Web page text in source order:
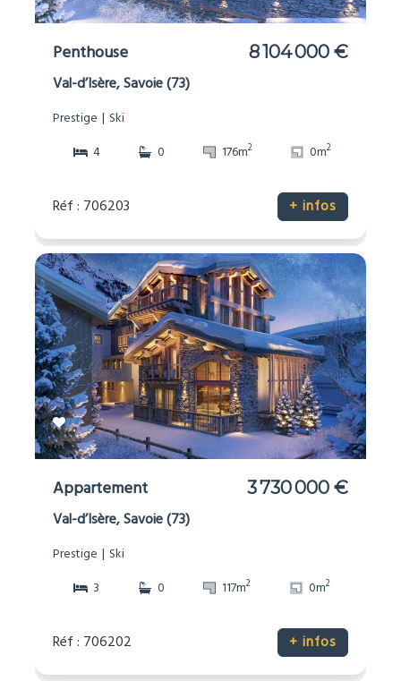
Penthouse 8 104 000 €
Val-d’Isère, Savoie (73)
Prestige
Ski
4
0 176m2 0m2
Réf : 706203 + infos
Appartement 3 730 000 €
Val-d’Isère, Savoie (73)
Prestige
Ski
3
0 117m2 0m2
Réf : 706202 + infos